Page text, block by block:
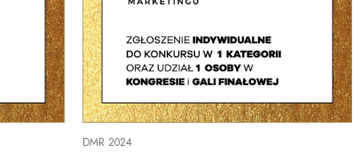
DMR 2024